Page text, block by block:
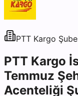
PTT Kargo
PTT Kargo
Temmuz
Acenteliği